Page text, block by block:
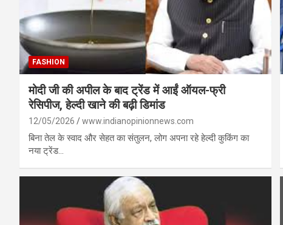
FASHION
मोदी जी की अपील के बाद ट्रेंड में आईं ऑयल-फ्री
रेसिपीज, हेल्दी खाने की बढ़ी डिमांड
12/05/2026 www.indianopinionnews.com
बिना तेल के स्वाद और सेहत का संतुलन, लोग अपना रहे हेल्दी कुकिंग का
नया ट्रेंड…